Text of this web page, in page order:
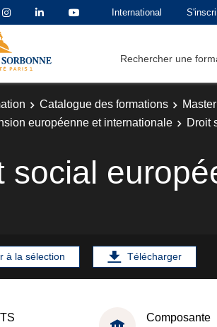
International
Rechercher une
Catalogue des formations Master
européenne et internationale
Droit
social
à la sélection Télécharger
Composante